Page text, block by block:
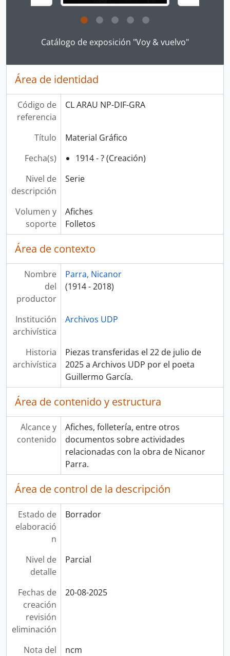
Catálogo de exposición "Voy & vuelvo"
Área de identidad
Código de
referencia
CL ARAU NP-DIF-GRA
Título
Material Gráfico
Fecha(s)
1914 - ? (Creación)
Nivel de
descripción
Serie
Volumen y
soporte
Afiches
Folletos
Área de contexto
Nombre
del
productor
Parra, Nicanor
(1914 - 2018)
Institución
archivística
Archivos UDP
Historia
archivística
Piezas transferidas el 22 de julio de
2025 a Archivos UDP por el poeta
Guillermo García.
Área de contenido y estructura
Alcance y
contenido
Afiches, folletería, entre otros
documentos sobre actividades
relacionadas con la obra de Nicanor
Parra.
Área de control de la descripción
Estado de
elaboració
n
Borrador
Nivel de
detalle
Parcial
Fechas de
creación
revisión
eliminación
20-08-2025
Nota del
ncm